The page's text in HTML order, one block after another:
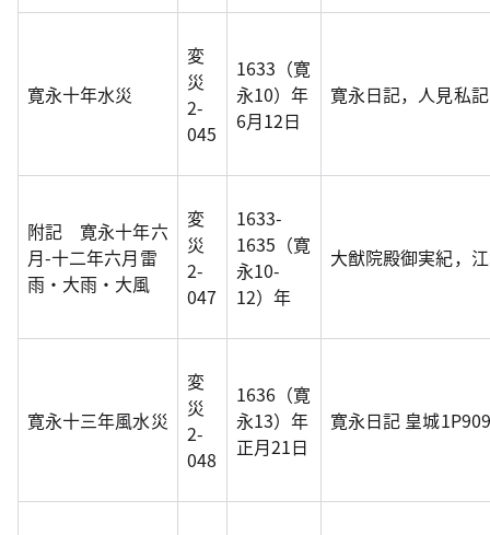
寛永十年水災
変
災
2-
045
1633（寛
永10）年
6月12日
寛永日記，人見私
附記 寛永十年六
月-十二年六月雷
雨・大雨・大風
変
災
2-
047
1633-
1635（寛
永10-
12）年
大猷院殿御実紀，
寛永十三年風水災
変
災
2-
048
1636（寛
永13）年
正月21日
寛永日記 皇城